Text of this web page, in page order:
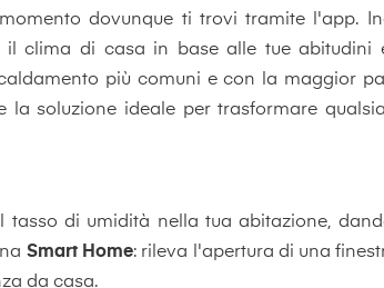
dovunque ti trovi tramite l'app.
il clima di casa in base alle tue abitudini
più comuni e con la maggior
la soluzione ideale per trasformare
di umidità nella tua abitazione,
Smart Home: rileva l'apertura di una
da casa.